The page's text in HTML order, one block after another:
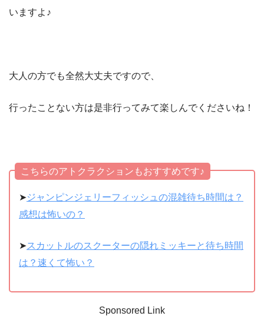
いますよ♪
大人の方でも全然大丈夫ですので、
行ったことない方は是非行ってみて楽しんでくださいね！
こちらのアトクラクションもおすすめです♪
➤ジャンピンジェリーフィッシュの混雑待ち時間は？
感想は怖いの？
➤スカットルのスクーターの隠れミッキーと待ち時間
は？速くて怖い？
Sponsored Link